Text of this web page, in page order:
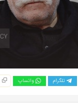
تلگرام واتساپ